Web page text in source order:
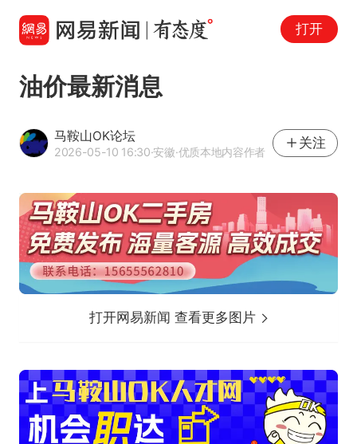
打开
油价最新消息
马鞍山OK论坛
2026-05-10 16:30·安徽·优质本地内容作者
关注
打开网易新闻 查看更多图片